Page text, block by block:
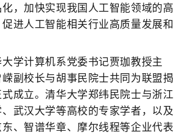
，加快实现我国人工智能领域的高
进人工智能相关行业高质量发展和
学计算机系党委书记贾珈教授主
副校长与胡事民院士共同为联盟揭
成立。清华大学郑纬民院士与浙江
武汉大学等高校的专家学者，以及
、智谱华章、摩尔线程等企业代表